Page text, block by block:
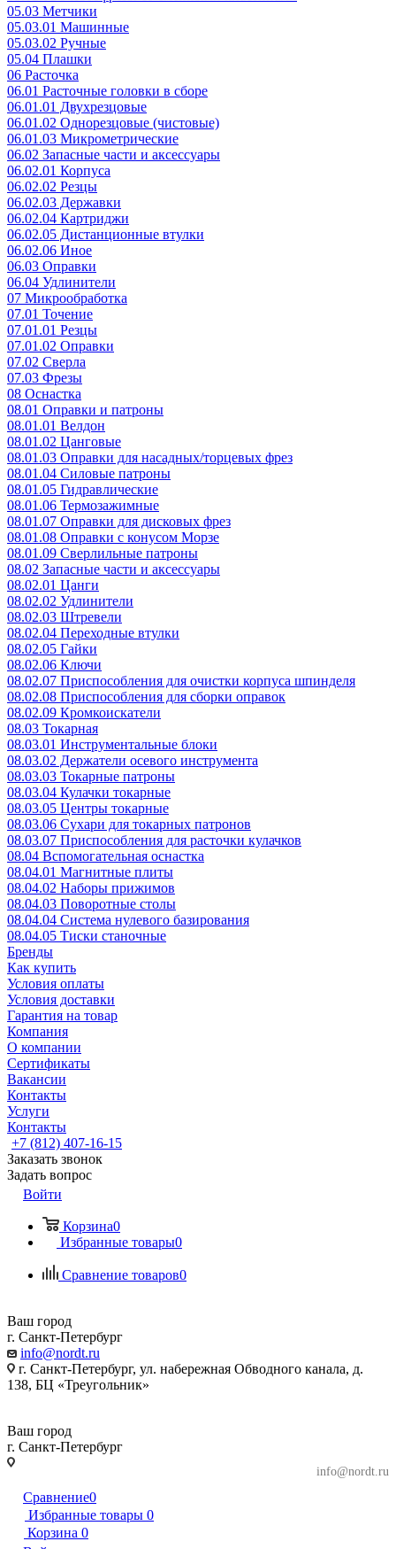
05.03 Метчики
05.03.01 Машинные
05.03.02 Ручные
05.04 Плашки
06 Расточка
06.01 Расточные головки в сборе
06.01.01 Двухрезцовые
06.01.02 Однорезцовые (чистовые)
06.01.03 Микрометрические
06.02 Запасные части и аксессуары
06.02.01 Корпуса
06.02.02 Резцы
06.02.03 Державки
06.02.04 Картриджи
06.02.05 Дистанционные втулки
06.02.06 Иное
06.03 Оправки
06.04 Удлинители
07 Микрообработка
07.01 Точение
07.01.01 Резцы
07.01.02 Оправки
07.02 Сверла
07.03 Фрезы
08 Оснастка
08.01 Оправки и патроны
08.01.01 Велдон
08.01.02 Цанговые
08.01.03 Оправки для насадных/торцевых фрез
08.01.04 Силовые патроны
08.01.05 Гидравлические
08.01.06 Термозажимные
08.01.07 Оправки для дисковых фрез
08.01.08 Оправки с конусом Морзе
08.01.09 Сверлильные патроны
08.02 Запасные части и аксессуары
08.02.01 Цанги
08.02.02 Удлинители
08.02.03 Штревели
08.02.04 Переходные втулки
08.02.05 Гайки
08.02.06 Ключи
08.02.07 Приспособления для очистки корпуса шпинделя
08.02.08 Приспособления для сборки оправок
08.02.09 Кромкоискатели
08.03 Токарная
08.03.01 Инструментальные блоки
08.03.02 Держатели осевого инструмента
08.03.03 Токарные патроны
08.03.04 Кулачки токарные
08.03.05 Центры токарные
08.03.06 Сухари для токарных патронов
08.03.07 Приспособления для расточки кулачков
08.04 Вспомогательная оснастка
08.04.01 Магнитные плиты
08.04.02 Наборы прижимов
08.04.03 Поворотные столы
08.04.04 Система нулевого базирования
08.04.05 Тиски станочные
Бренды
Как купить
Условия оплаты
Условия доставки
Гарантия на товар
Компания
О компании
Сертификаты
Вакансии
Контакты
Услуги
Контакты
+7 (812) 407-16-15
Заказать звонок
Задать вопрос
Войти
Корзина0
Избранные товары0
Сравнение товаров0
Ваш город
г. Санкт-Петербург
info@nordt.ru
г. Санкт-Петербург, ул. набережная Обводного канала, д.
138, БЦ «Треугольник»
Ваш город
г. Санкт-Петербург
info@nordt.ru
Сравнение0
Избранные товары 0
Корзина 0